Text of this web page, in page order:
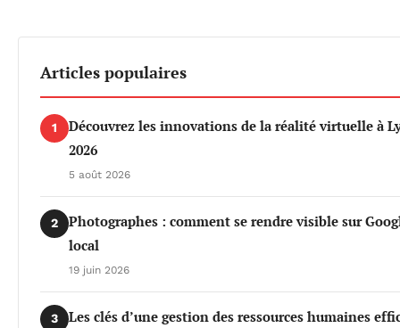
Articles populaires
1
Découvrez les innovations de la réalité virtuelle à
2026
5 août 2026
2
Photographes : comment se rendre visible sur
local
19 juin 2026
3
Les clés d’une gestion des ressources humaines